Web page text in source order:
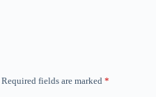
Required fields are marked *